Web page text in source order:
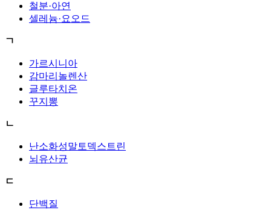
철분·아연
셀레늄·요오드
ㄱ
가르시니아
감마리놀렌산
글루타치온
꾸지뽕
ㄴ
난소화성말토덱스트린
뇌유산균
ㄷ
단백질